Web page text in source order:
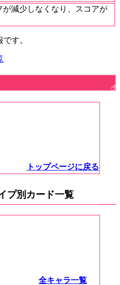
減少しなくなり、スコアが
す。
トップページに戻る
プ別カード一覧
全キャラ一覧